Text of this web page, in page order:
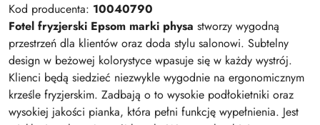
Kod producenta: 10040790
Fotel fryzjerski Epsom marki physa stworzy wygodną
przestrzeń dla klientów oraz doda stylu salonowi. Subtelny
design w beżowej kolorystyce wpasuje się w każdy wystrój.
Klienci będą siedzieć niezwykle wygodnie na ergonomicznym
krześle fryzjerskim. Zadbają o to wysokie podłokietniki oraz
wysokiej jakości pianka, która pełni funkcję wypełnienia. Jest